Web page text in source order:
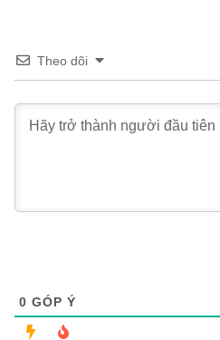
Theo dõi
0 GÓP Ý